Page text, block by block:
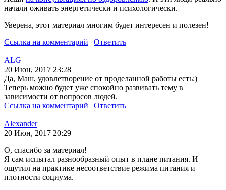
начали оживать энергетически и психологически.
Уверена, этот материал многим будет интересен и полезен!
Ссылка на комментарий | Ответить
ALG
20 Июн, 2017 23:28
Да, Маш, удовлетворение от проделанной работы есть:)
Теперь можно будет уже спокойно развивать тему в
зависимости от вопросов людей.
Ссылка на комментарий | Ответить
Alexander
20 Июн, 2017 20:29
О, спасибо за материал!
Я сам испытал разнообразный опыт в плане питания. И
ощутил на практике несоответствие режима питания и
плотности социума.